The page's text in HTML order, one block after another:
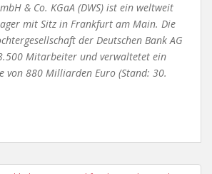
& Co. KGaA (DWS) ist ein weltweit
mit Sitz in Frankfurt am Main. Die
der Deutschen Bank AG
Mitarbeiter und verwaltetet ein
von 880 Milliarden Euro (Stand: 30.